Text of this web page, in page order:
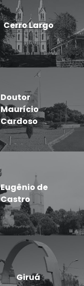
Cerro Largo
Doutor
Maurício
Cardoso
Eugênio de
Castro
Giruá